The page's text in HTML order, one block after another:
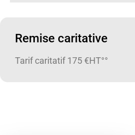
Remise caritative
Tarif caritatif 175 €HT°°